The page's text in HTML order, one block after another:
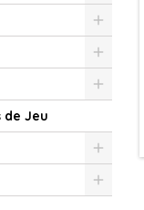
de Jeu